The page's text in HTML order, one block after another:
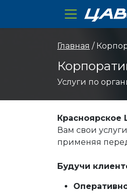
Главная /
Услуги по
Вам свои
применяя
Будучи